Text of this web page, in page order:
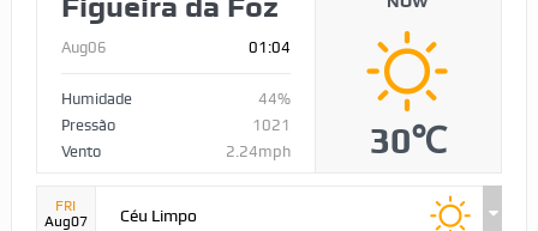
Aug06 01:04
Humidade
44%
Pressão
1021
Vento
2.24mph 30℃
FRI
Aug07
Céu Limpo